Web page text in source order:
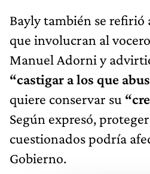
Bayly también se refirió
que involucran al
Manuel Adorni y
“castigar a los que
quiere conservar su
Según expresó,
cuestionados podría
Gobierno.